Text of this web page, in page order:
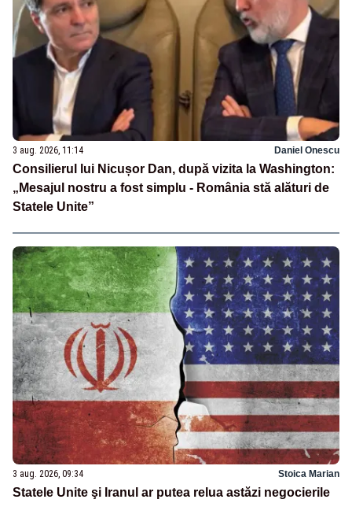
3 aug. 2026, 11:14 Daniel Onescu
Consilierul lui Nicușor Dan, după vizita la Washington:
„Mesajul nostru a fost simplu - România stă alături de
Statele Unite”
3 aug. 2026, 09:34 Stoica Marian
Statele Unite şi Iranul ar putea relua astăzi negocierile